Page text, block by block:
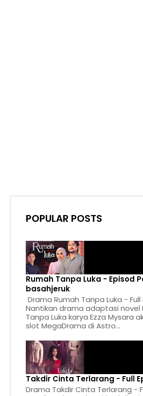
POPULAR POSTS
Rumah Tanpa Luka - Episod
basahjeruk
Drama Rumah Tanpa Luka - Full
Nantikan drama adaptasi novel
Tanpa Luka karya Ezza Mysara
slot MegaDrama di Astro...
Takdir Cinta Terlarang - Full
Drama Takdir Cinta Terlarang -